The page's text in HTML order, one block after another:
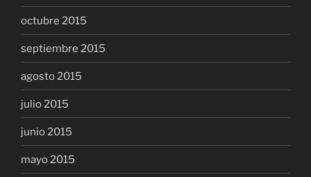
octubre 2015
septiembre 2015
agosto 2015
julio 2015
junio 2015
mayo 2015